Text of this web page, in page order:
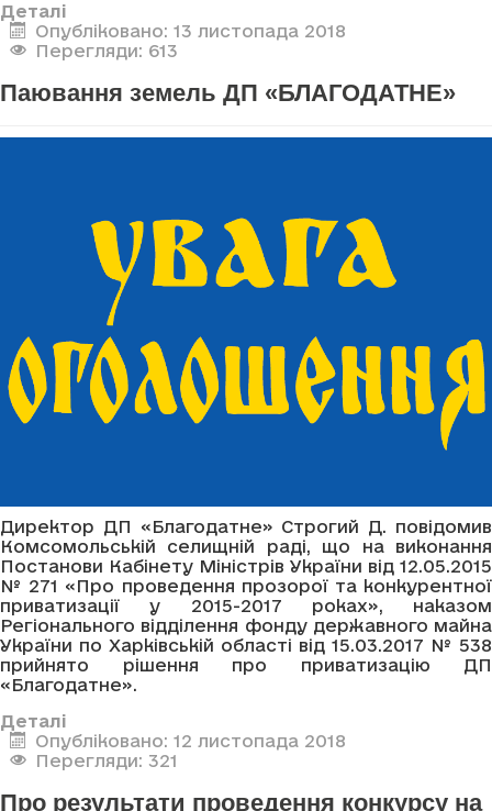
Деталі
Опубліковано: 13 листопада 2018
Перегляди: 613
Паювання земель ДП «БЛАГОДАТНЕ»
Директор ДП «Благодатне» Строгий Д. повідомив
Комсомольській селищній раді, що на виконання
Постанови Кабінету Міністрів України від 12.05.2015
№ 271 «Про проведення прозорої та конкурентної
приватизації у 2015-2017 роках», наказом
Регіонального відділення фонду державного майна
України по Харківській області від 15.03.2017 № 538
прийнято рішення про приватизацію ДП
«Благодатне».
Деталі
Опубліковано: 12 листопада 2018
Перегляди: 321
Про результати проведення конкурсу на